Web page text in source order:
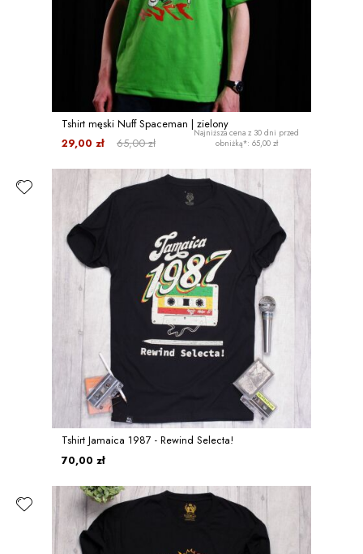
Tshirt męski Nuff Spaceman | zielony
65,00 zł
29,00 zł
Najniższa cena z 30 dni przed
obniżką*: 65,00 zł
Tshirt Jamaica 1987 - Rewind Selecta!
70,00 zł